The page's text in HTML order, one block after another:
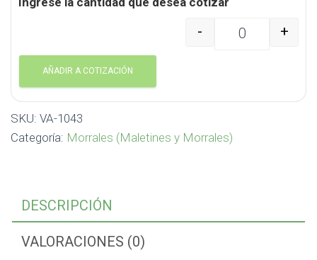
Morral Backpack Límit
- +
AÑADIR A COTIZACIÓN
SKU: VA-1043
Categoría: Morrales (Maletines y Morrales)
DESCRIPCIÓN
VALORACIONES (0)